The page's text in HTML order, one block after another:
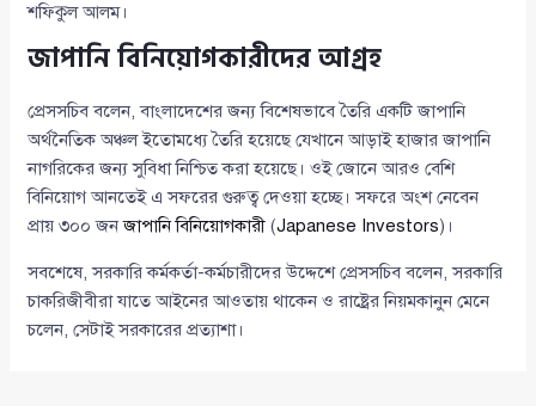
শফিকুল আলম।
জাপানি বিনিয়োগকারীদের আগ্রহ
প্রেসসচিব বলেন, বাংলাদেশের জন্য বিশেষভাবে তৈরি একটি জাপানি
অর্থনৈতিক অঞ্চল ইতোমধ্যে তৈরি হয়েছে যেখানে আড়াই হাজার জাপানি
নাগরিকের জন্য সুবিধা নিশ্চিত করা হয়েছে। ওই জোনে আরও বেশি
বিনিয়োগ আনতেই এ সফরের গুরুত্ব দেওয়া হচ্ছে। সফরে অংশ নেবেন
প্রায় ৩০০ জনজাপানি বিনিয়োগকারী (Japanese Investors)।
সবশেষে, সরকারি কর্মকর্তা-কর্মচারীদের উদ্দেশে প্রেসসচিব বলেন, সরকারি
চাকরিজীবীরা যাতে আইনের আওতায় থাকেন ও রাষ্ট্রের নিয়মকানুন মেনে
চলেন, সেটাই সরকারের প্রত্যাশা।